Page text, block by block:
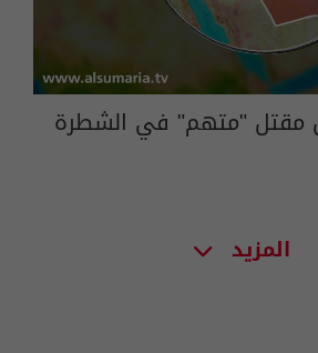
مقتل "متهم" في الشطرة
المزيد